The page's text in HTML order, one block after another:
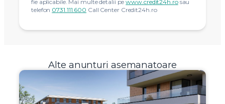
fie aplicabile. Mai multe detalii pewww.credit24h.rosau
telefon 0731.111.600 Call Center Credit24h.ro
Alte anunturi asemanatoare